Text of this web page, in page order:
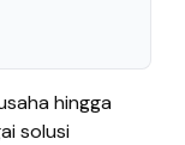
hingga
solusi